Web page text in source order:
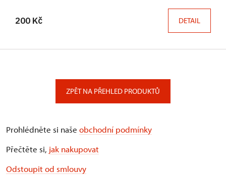
200 Kč DETAIL
ZPĚT NA PŘEHLED PRODUKTŮ
Prohlédněte si naše obchodní podmínky
Přečtěte si, jak nakupovat
Odstoupit od smlouvy